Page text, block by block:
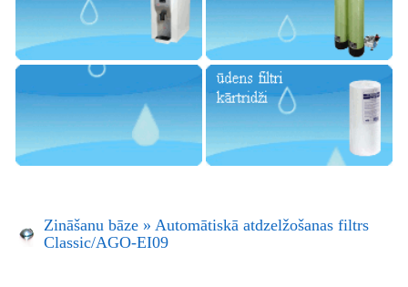
Zināšanu bāze » Automātiskā atdzelžošanas filtrs
Classic/AGO-EI09